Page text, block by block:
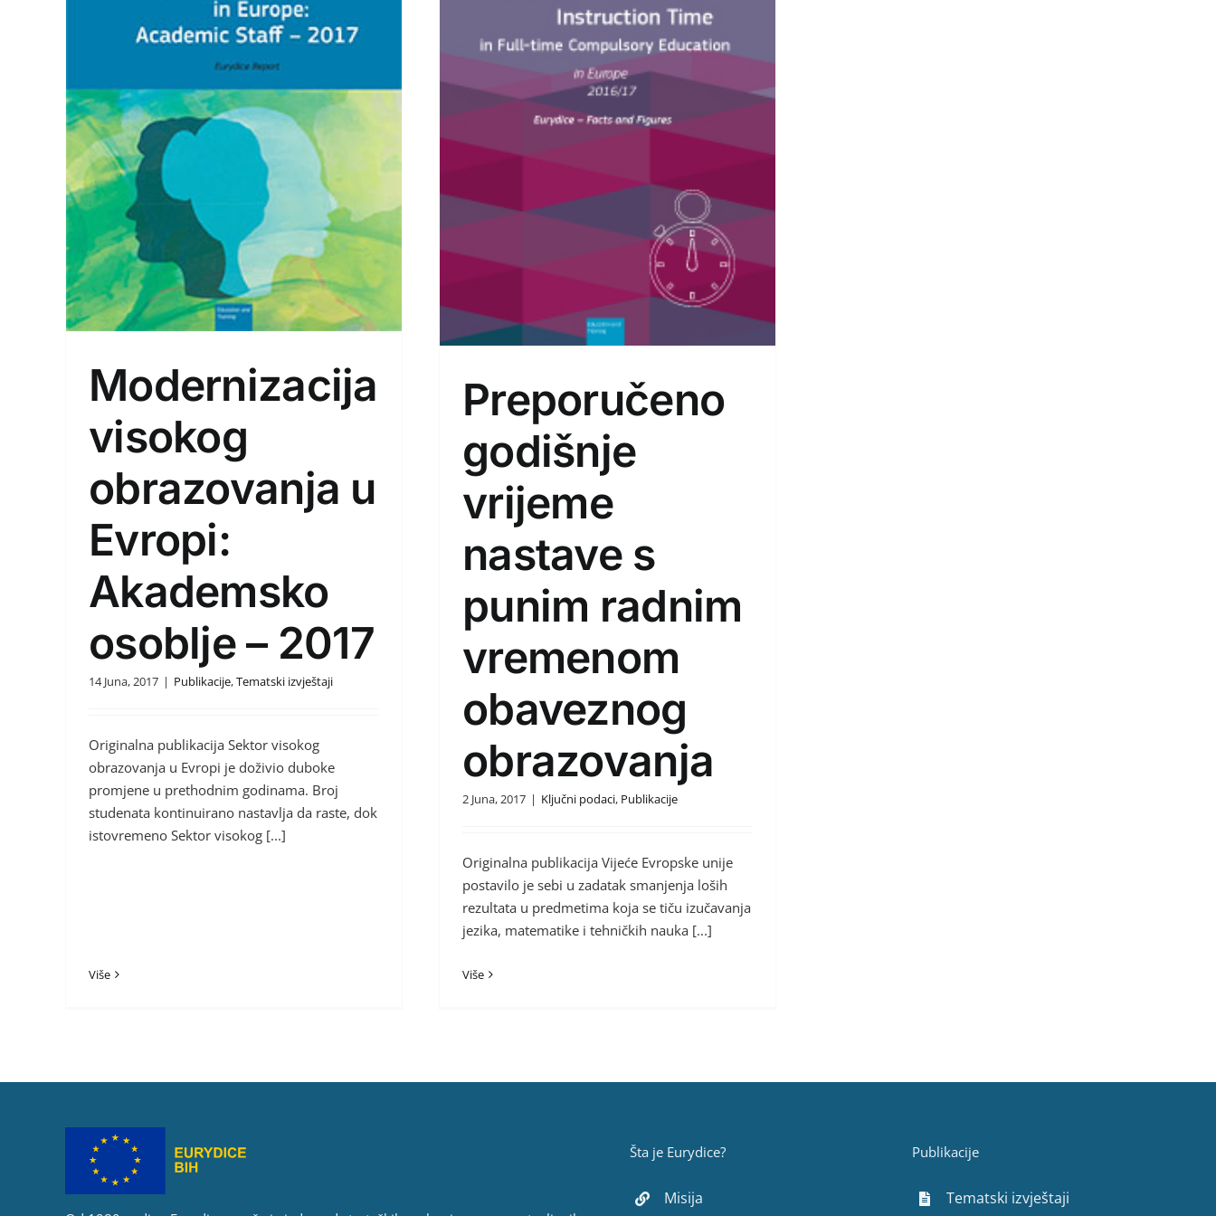
Modernizacija
visokog
obrazovanja u
Evropi:
Akademsko
osoblje – 2017
14 Juna, 2017 | Publikacije,Tematski izvještaji
Originalna publikacija Sektor visokog
obrazovanja u Evropi je doživio duboke
promjene u prethodnim godinama. Broj
studenata kontinuirano nastavlja da raste, dok
istovremeno Sektor visokog [...]
Više
Preporučeno godišnje
vrijeme nastave s punim
radnim vremenom
obaveznog obrazovanja
Ključni podaci Publikacije
Preporučeno
godišnje
vrijeme
nastave s
punim radnim
vremenom
obaveznog
obrazovanja
2 Juna, 2017 | Ključni podaci, Publikacije
Originalna publikacija Vijeće Evropske unije
postavilo je sebi u zadatak smanjenja loših
rezultata u predmetima koja se tiču izučavanja
jezika, matematike i tehničkih nauka [...]
Više
Šta je Eurydice?
Misija
Publikacije
Tematski izvještaji